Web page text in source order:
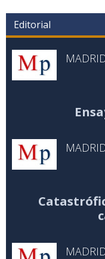
Editorial